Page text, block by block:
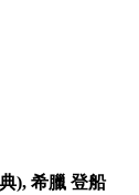
), 希臘 登船